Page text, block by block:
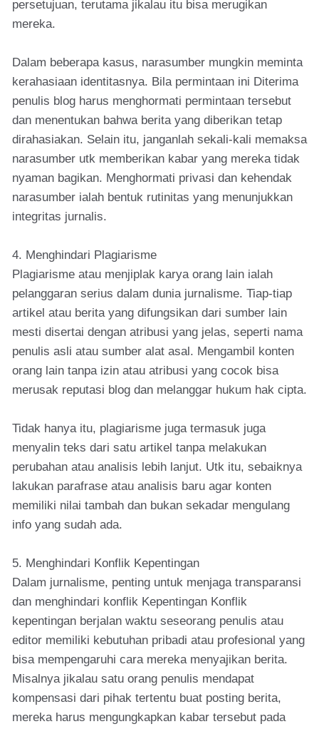
persetujuan, terutama jikalau itu bisa merugikan
mereka.
Dalam beberapa kasus, narasumber mungkin meminta
kerahasiaan identitasnya. Bila permintaan ini Diterima
penulis blog harus menghormati permintaan tersebut
dan menentukan bahwa berita yang diberikan tetap
dirahasiakan. Selain itu, janganlah sekali-kali memaksa
narasumber utk memberikan kabar yang mereka tidak
nyaman bagikan. Menghormati privasi dan kehendak
narasumber ialah bentuk rutinitas yang menunjukkan
integritas jurnalis.
4. Menghindari Plagiarisme
Plagiarisme atau menjiplak karya orang lain ialah
pelanggaran serius dalam dunia jurnalisme. Tiap-tiap
artikel atau berita yang difungsikan dari sumber lain
mesti disertai dengan atribusi yang jelas, seperti nama
penulis asli atau sumber alat asal. Mengambil konten
orang lain tanpa izin atau atribusi yang cocok bisa
merusak reputasi blog dan melanggar hukum hak cipta.
Tidak hanya itu, plagiarisme juga termasuk juga
menyalin teks dari satu artikel tanpa melakukan
perubahan atau analisis lebih lanjut. Utk itu, sebaiknya
lakukan parafrase atau analisis baru agar konten
memiliki nilai tambah dan bukan sekadar mengulang
info yang sudah ada.
5. Menghindari Konflik Kepentingan
Dalam jurnalisme, penting untuk menjaga transparansi
dan menghindari konflik Kepentingan Konflik
kepentingan berjalan waktu seseorang penulis atau
editor memiliki kebutuhan pribadi atau profesional yang
bisa mempengaruhi cara mereka menyajikan berita.
Misalnya jikalau satu orang penulis mendapat
kompensasi dari pihak tertentu buat posting berita,
mereka harus mengungkapkan kabar tersebut pada